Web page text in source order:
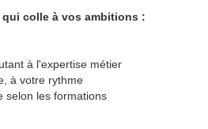
colle à vos ambitions :
à l'expertise métier
à votre rythme
selon les formations